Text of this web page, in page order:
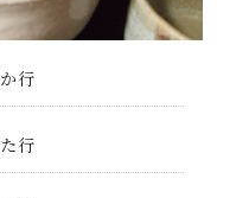
か行
た行